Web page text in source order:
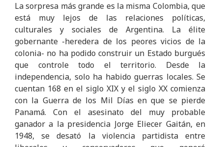
La sorpresa más grande es la misma Colombia, que
está muy lejos de las relaciones políticas,
culturales y sociales de Argentina. La élite
gobernante -heredera de los peores vicios de la
colonia- no ha podido construir un Estado burgués
que controle todo el territorio. Desde la
independencia, solo ha habido guerras locales. Se
cuentan 168 en el siglo XIX y el siglo XX comienza
con la Guerra de los Mil Días en que se pierde
Panamá. Con el asesinato del muy probable
ganador a la presidencia Jorge Eliecer Gaitán, en
1948, se desató la violencia partidista entre